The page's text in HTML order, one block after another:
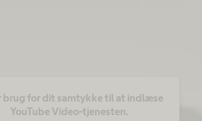
brug for dit samtykke til at indlæse
YouTube Video-tjenesten.